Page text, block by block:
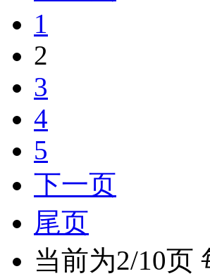
1
2
3
4
5
下一页
尾页
当前为2/10页